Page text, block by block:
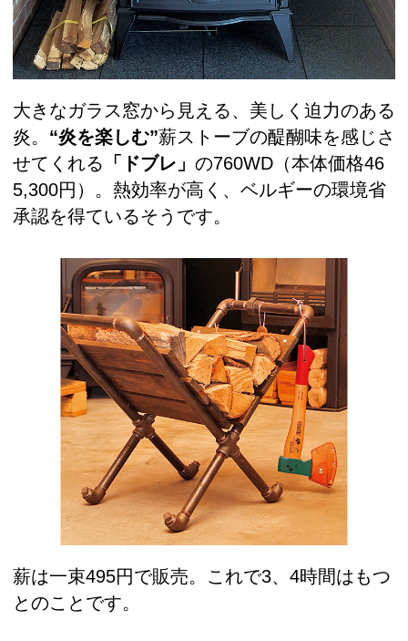
大きなガラス窓から見える、美しく迫力のある
炎。 “炎を楽しむ”薪ストーブの醍醐味を感じさ
せてくれる 「ドブレ」 の760WD（本体価格46
5,300円）。熱効率が高く、ベルギーの環境省
承認を得ているそうです。
薪は一束495円で販売。これで3、4時間はもつ
とのことです。